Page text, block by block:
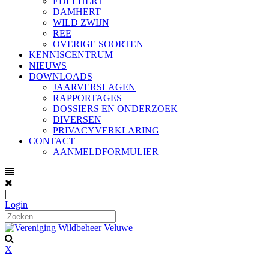
DAMHERT
WILD ZWIJN
REE
OVERIGE SOORTEN
KENNISCENTRUM
NIEUWS
DOWNLOADS
JAARVERSLAGEN
RAPPORTAGES
DOSSIERS EN ONDERZOEK
DIVERSEN
PRIVACYVERKLARING
CONTACT
AANMELDFORMULIER
|
Login
X